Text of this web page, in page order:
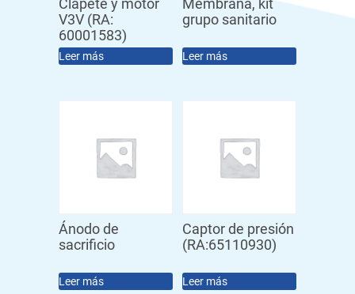
Clapete y motor
V3V (RA:
60001583)
Leer más
Membrana, kit
grupo sanitario
Leer más
Ánodo de
sacrificio
Leer más
Captor de presión
(RA:65110930)
Leer más